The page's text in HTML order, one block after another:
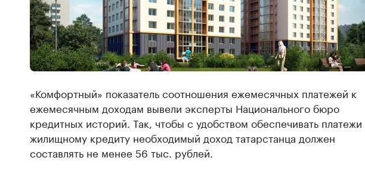
«Комфортный» показатель соотношения ежемесячных платежей к
ежемесячным доходам вывели эксперты Национального бюро
кредитных историй. Так, чтобы с удобством обеспечивать
жилищному кредиту необходимый доход татарстанца должен
составлять не менее 56 тыс. рублей.